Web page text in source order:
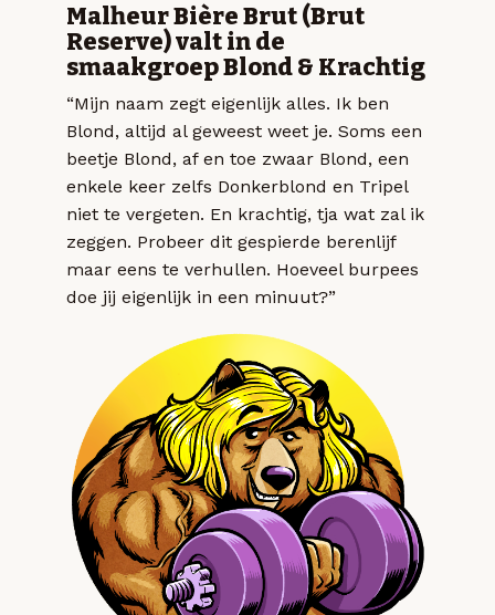
Malheur Bière Brut (Brut
Reserve) valt in de
smaakgroep Blond & Krachtig
“Mijn naam zegt eigenlijk alles. Ik ben
Blond, altijd al geweest weet je. Soms een
beetje Blond, af en toe zwaar Blond, een
enkele keer zelfs Donkerblond en Tripel
niet te vergeten. En krachtig, tja wat zal ik
zeggen. Probeer dit gespierde berenlijf
maar eens te verhullen. Hoeveel burpees
doe jij eigenlijk in een minuut?”